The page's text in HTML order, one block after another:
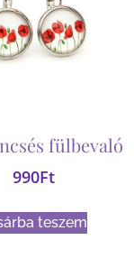
fülbevaló
990Ft
teszem